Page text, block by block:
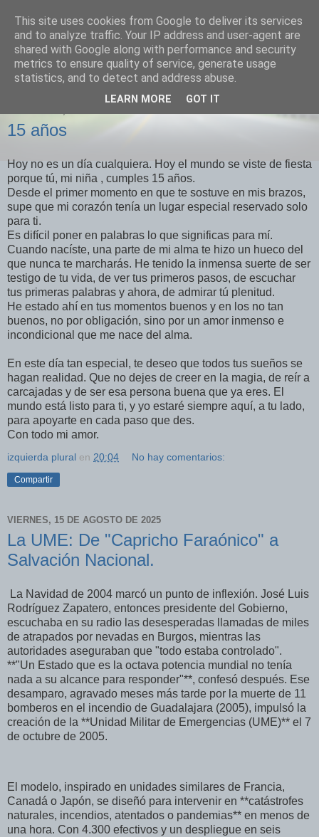
Izquierda Plural
Desde Cuenca para el mundo
15 años
Hoy no es un día cualquiera. Hoy el mundo se viste de fiesta
porque tú, mi niña , cumples 15 años.
Desde el primer momento en que te sostuve en mis brazos,
supe que mi corazón tenía un lugar especial reservado solo
para ti.
Es difícil poner en palabras lo que significas para mí.
Cuando nacíste, una parte de mi alma te hizo un hueco del
que nunca te marcharás. He tenido la inmensa suerte de ser
testigo de tu vida, de ver tus primeros pasos, de escuchar
tus primeras palabras y ahora, de admirar tú plenitud.
He estado ahí en tus momentos buenos y en los no tan
buenos, no por obligación, sino por un amor inmenso e
incondicional que me nace del alma.
En este día tan especial, te deseo que todos tus sueños se
hagan realidad. Que no dejes de creer en la magia, de reír a
carcajadas y de ser esa persona buena que ya eres. El
mundo está listo para ti, y yo estaré siempre aquí, a tu lado,
para apoyarte en cada paso que des.
Con todo mi amor.
izquierda plural en 20:04 No hay comentarios:
Compartir
VIERNES, 15 DE AGOSTO DE 2025
La UME: De "Capricho Faraónico" a
Salvación Nacional.
La Navidad de 2004 marcó un punto de inflexión. José Luis
Rodríguez Zapatero, entonces presidente del Gobierno,
escuchaba en su radio las desesperadas llamadas de miles
de atrapados por nevadas en Burgos, mientras las
autoridades aseguraban que "todo estaba controlado".
**"Un Estado que es la octava potencia mundial no tenía
nada a su alcance para responder"**, confesó después. Ese
desamparo, agravado meses más tarde por la muerte de 11
bomberos en el incendio de Guadalajara (2005), impulsó la
creación de la **Unidad Militar de Emergencias (UME)** el 7
de octubre de 2005.
El modelo, inspirado en unidades similares de Francia,
Canadá o Japón, se diseñó para intervenir en **catástrofes
naturales, incendios, atentados o pandemias** en menos de
una hora. Con 4.300 efectivos y un despliegue en seis
This site uses cookies from Google to deliver its services
and to analyze traffic. Your IP address and user-agent are
shared with Google along with performance and security
metrics to ensure quality of service, generate usage
statistics, and to detect and address abuse.
LEARN MORE GOT IT